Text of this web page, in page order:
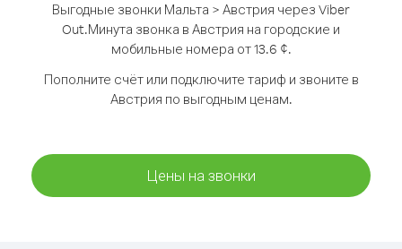
Выгодные звонки Мальта > Австрия через Viber
Out.Минута звонка в Австрия на городские и
мобильные номера от 13.6 ¢.
Пополните счёт или подключите тариф и звоните в
Австрия по выгодным ценам.
Цены на звонки